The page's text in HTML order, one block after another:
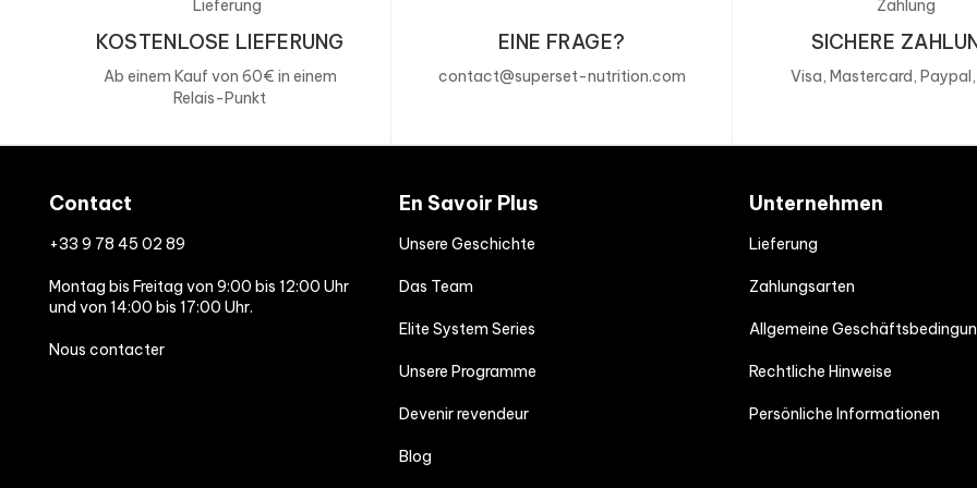
Ernährung zu
Am besten
trockenen Ort
Erdnüsse
VITAMINMATRIX
Ascorbinsäure (Vitamin C)
Cyanocobalamin (Vitamin B12)
Nicotinamid (Vitamin B3)
MATRIX AUS VERDAUUNGSENZYMEN
KOSTENLOSE LIEFERUNG
Ab einem Kauf von 60€ in einem
Relais-Punkt
EINE FRAGE?
contact@superset-nutrition.com
SICHERE
Visa, Mastercard,
Contact
+33 9 78 45 02 89
Montag bis Freitag von 9:00 bis 12:00 Uhr
und von 14:00 bis 17:00 Uhr.
Nous contacter
En Savoir Plus
Unsere Geschichte
Das Team
Elite System Series
Unsere Programme
Devenir revendeur
Blog
Unternehmen
Lieferung
Zahlungsarten
Allgemeine
Rechtliche Hinweise
Persönliche Informationen